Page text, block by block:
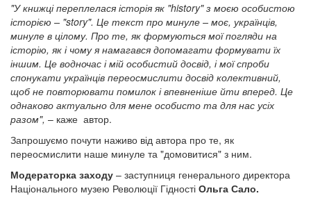
"У книжці переплелася історія як "history" з моєю особистою
історією – "story". Це текст про минуле – моє, українців,
минуле в цілому. Про те, як формуються мої погляди на
історію, як і чому я намагався допомагати формувати їх
іншим. Це водночас і мій особистий досвід, і мої спроби
спонукати українців переосмислити досвід колективний,
щоб не повторювати помилок і впевненіше йти вперед. Це
однаково актуально для мене особисто та для нас усіх
разом", – каже автор.
Запрошуємо почути наживо від автора про те, як
переосмислити наше минуле та "домовитися" з ним.
Модераторка заходу – заступниця генерального директора
Національного музею Революції Гідності Ольга Сало.